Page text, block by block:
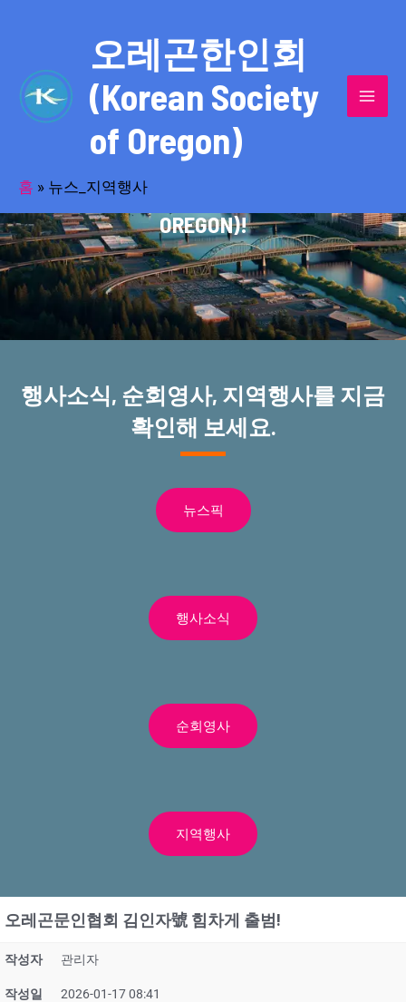
오레곤한인회
(Korean Society
of Oregon)
홈 » 뉴스_지역행사
반세기의 세월을 품고 동포사회를 섬겨온
오레곤한인회(KOREAN SOCIETY OF
OREGON)!
행사소식, 순회영사, 지역행사를 지금
확인해 보세요.
뉴스픽
행사소식
순회영사
지역행사
오레곤문인협회 김인자號 힘차게 출범!
작성자 관리자
작성일 2026-01-17 08:41